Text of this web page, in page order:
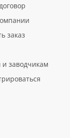
заказ
заводчикам